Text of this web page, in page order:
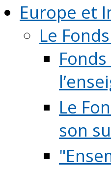
Europe et
Le
Le
son